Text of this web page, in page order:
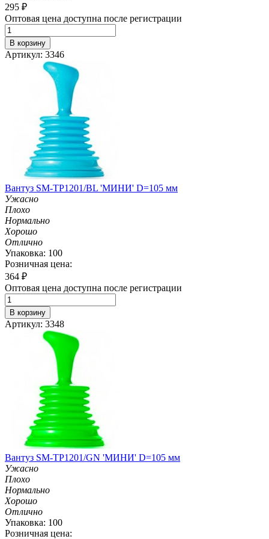
295 ₽
Оптовая цена доступна после регистрации
В корзину
Артикул: 3346
Вантуз SM-TP1201/BL 'МИНИ' D=105 мм
Ужасно
Плохо
Нормально
Хорошо
Отлично
Упаковка: 100
Розничная цена:
364 ₽
Оптовая цена доступна после регистрации
В корзину
Артикул: 3348
Вантуз SM-TP1201/GN 'МИНИ' D=105 мм
Ужасно
Плохо
Нормально
Хорошо
Отлично
Упаковка: 100
Розничная цена: